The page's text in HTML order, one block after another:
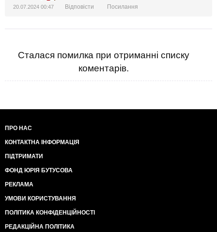
20.07.2024 00:47 Відповісти Посилання
Сталася помилка при отриманні списку
коментарів.
ПРО НАС
КОНТАКТНА ІНФОРМАЦІЯ
ПІДТРИМАТИ
ФОНД ЮРІЯ БУТУСОВА
РЕКЛАМА
УМОВИ КОРИСТУВАННЯ
ПОЛІТИКА КОНФІДЕНЦІЙНОСТІ
РЕДАКЦІЙНА ПОЛІТИКА